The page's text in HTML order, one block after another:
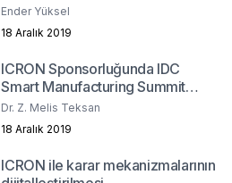
Ender Yüksel
18 Aralık 2019
ICRON Sponsorluğunda IDC
Smart Manufacturing Summit
2019
Dr. Z. Melis Teksan
18 Aralık 2019
ICRON ile karar mekanizmalarının